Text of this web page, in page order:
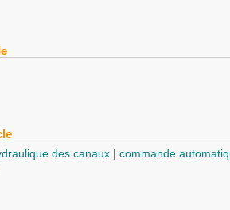
des canaux
commande